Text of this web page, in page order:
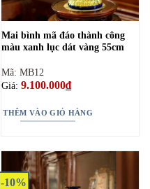
Mai bình mã đáo thành công
màu xanh lục dát vàng 55cm
Mã: MB12
Giá: 9.100.000₫
THÊM VÀO GIỎ HÀNG
-10%